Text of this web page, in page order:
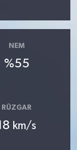
NEM
%55
RÜZGAR
km/s